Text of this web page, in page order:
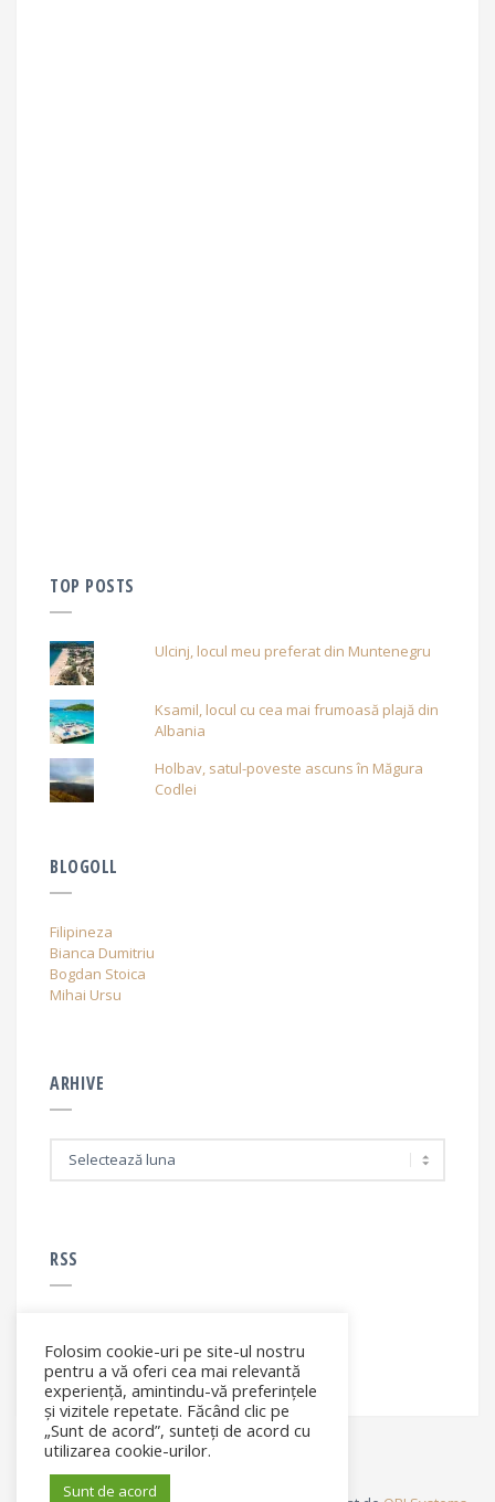
TOP POSTS
Ulcinj, locul meu preferat din Muntenegru
Ksamil, locul cu cea mai frumoasă plajă din
Albania
Holbav, satul-poveste ascuns în Măgura
Codlei
BLOGOLL
Filipineza
Bianca Dumitriu
Bogdan Stoica
Mihai Ursu
ARHIVE
RSS
RSS - articole
Folosim cookie-uri pe site-ul nostru
pentru a vă oferi cea mai relevantă
experiență, amintindu-vă preferințele
și vizitele repetate. Făcând clic pe
„Sunt de acord”, sunteți de acord cu
utilizarea cookie-urilor.
Sunt de acord